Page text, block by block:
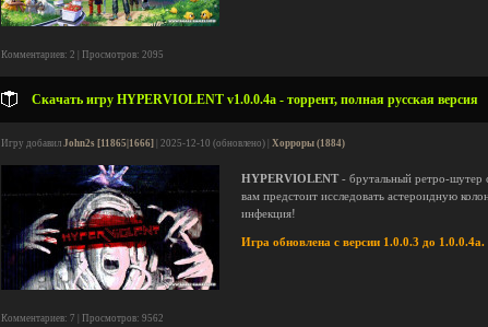
Комментариев: 2 | Просмотров: 2095
Скачать игру HYPERVIOLENT v1.0.0.4a - торрент, полная русская версия
Игру добавил John2s [11865|1666] | 2025-12-10 (обновлено) | Хорроры (1884)
HYPERVIOLENT- брутальный ретро-шутер
вам предстоит исследовать астероидную
инфекция!
Игра обновлена с версии 1.0.0.3 до 1.0.0.4a.
Комментариев: 7 | Просмотров: 9562